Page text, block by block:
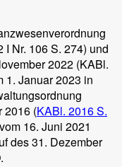
Nr. 106 S. 274) und
2022 (KABl.
1. Januar 2023 in
2016 (KABl. 2016 S.
16. Juni 2021
des 31. Dezember